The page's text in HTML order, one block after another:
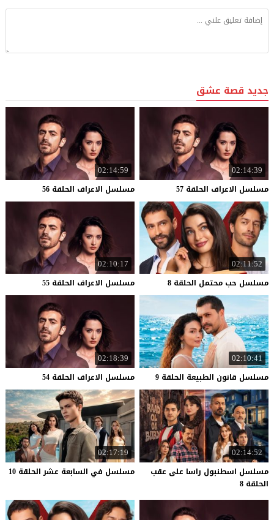
جديد قصة عشق
02:14:39
مسلسل الاعراف الحلقة 57
02:14:59
مسلسل الاعراف الحلقة 56
02:11:52
مسلسل حب محتمل الحلقة 8
02:10:17
مسلسل الاعراف الحلقة 55
02:10:41
مسلسل قانون الطبيعة الحلقة 9
02:18:39
مسلسل الاعراف الحلقة 54
02:14:52
مسلسل اسطنبول راسا على عقب
الحلقة 8
02:17:19
مسلسل في السابعة عشر الحلقة 10